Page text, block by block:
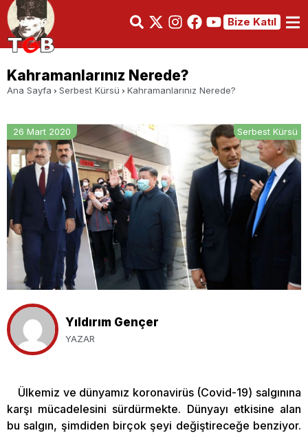
Bize Katıl
Kahramanlarınız Nerede?
Ana Sayfa Serbest Kürsü Kahramanlarınız Nerede?
26 Mart 2020 Serbest Kürsü
Yıldırım Gençer
YAZAR
Ülkemiz ve dünyamız koronavirüs (Covid-19) salgınına
karşı mücadelesini sürdürmekte. Dünyayı etkisine alan
bu salgın, şimdiden birçok şeyi değiştireceğe benziyor.